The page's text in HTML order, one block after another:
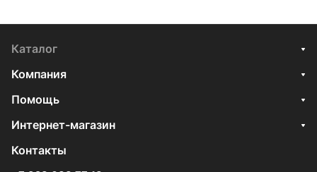
Каталог
Компания
Помощь
Интернет-магазин
Контакты